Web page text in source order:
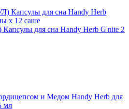
для сна Handy Herb G'nite 2